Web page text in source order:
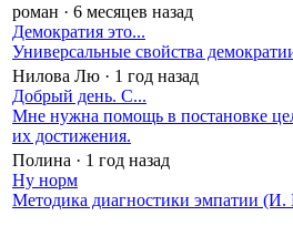
роман · 6 месяцев назад
Демократия это...
Универсальные свойства
Нилова Лю · 1 год назад
Добрый день. С...
Мне нужна помощь в постановке
их достижения.
Полина · 1 год назад
Ну норм
Методика диагностики эмпатии